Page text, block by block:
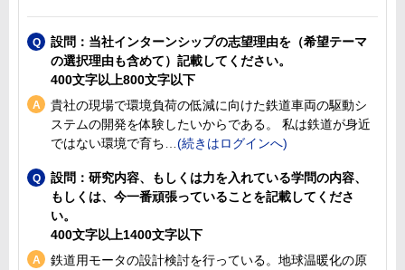
設問：当社インターンシップの志望理由を（希望テーマ
の選択理由も含めて）記載してください。
400文字以上800文字以下
貴社の現場で環境負荷の低減に向けた鉄道車両の駆動シ
ステムの開発を体験したいからである。 私は鉄道が身近
ではない環境で育ち
設問：研究内容、もしくは力を入れている学問の内容、
もしくは、今一番頑張っていることを記載してくださ
い。
400文字以上1400文字以下
鉄道用モータの設計検討を行っている。地球温暖化の原